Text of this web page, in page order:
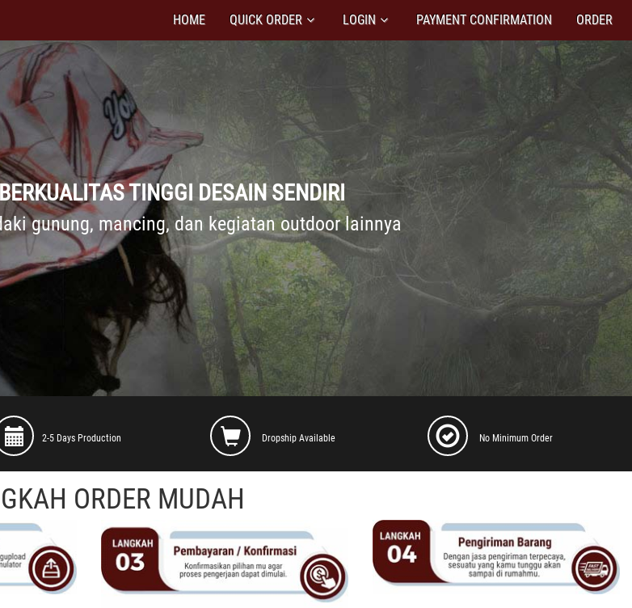
HOME QUICK ORDER LOGIN PAYMENT CONFIRMATION ORDER
TINGGI DESAIN SENDIRI
gunung, mancing, dan kegiatan outdoor lainnya
2-5 Days Production Dropship Available No Minimum Order
ORDER MUDAH